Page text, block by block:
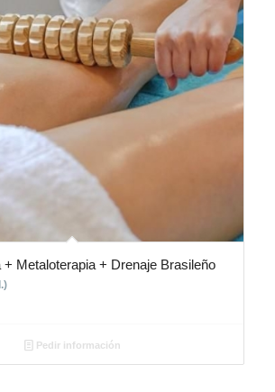
+ Metaloterapia + Drenaje Brasileño
Pedir información